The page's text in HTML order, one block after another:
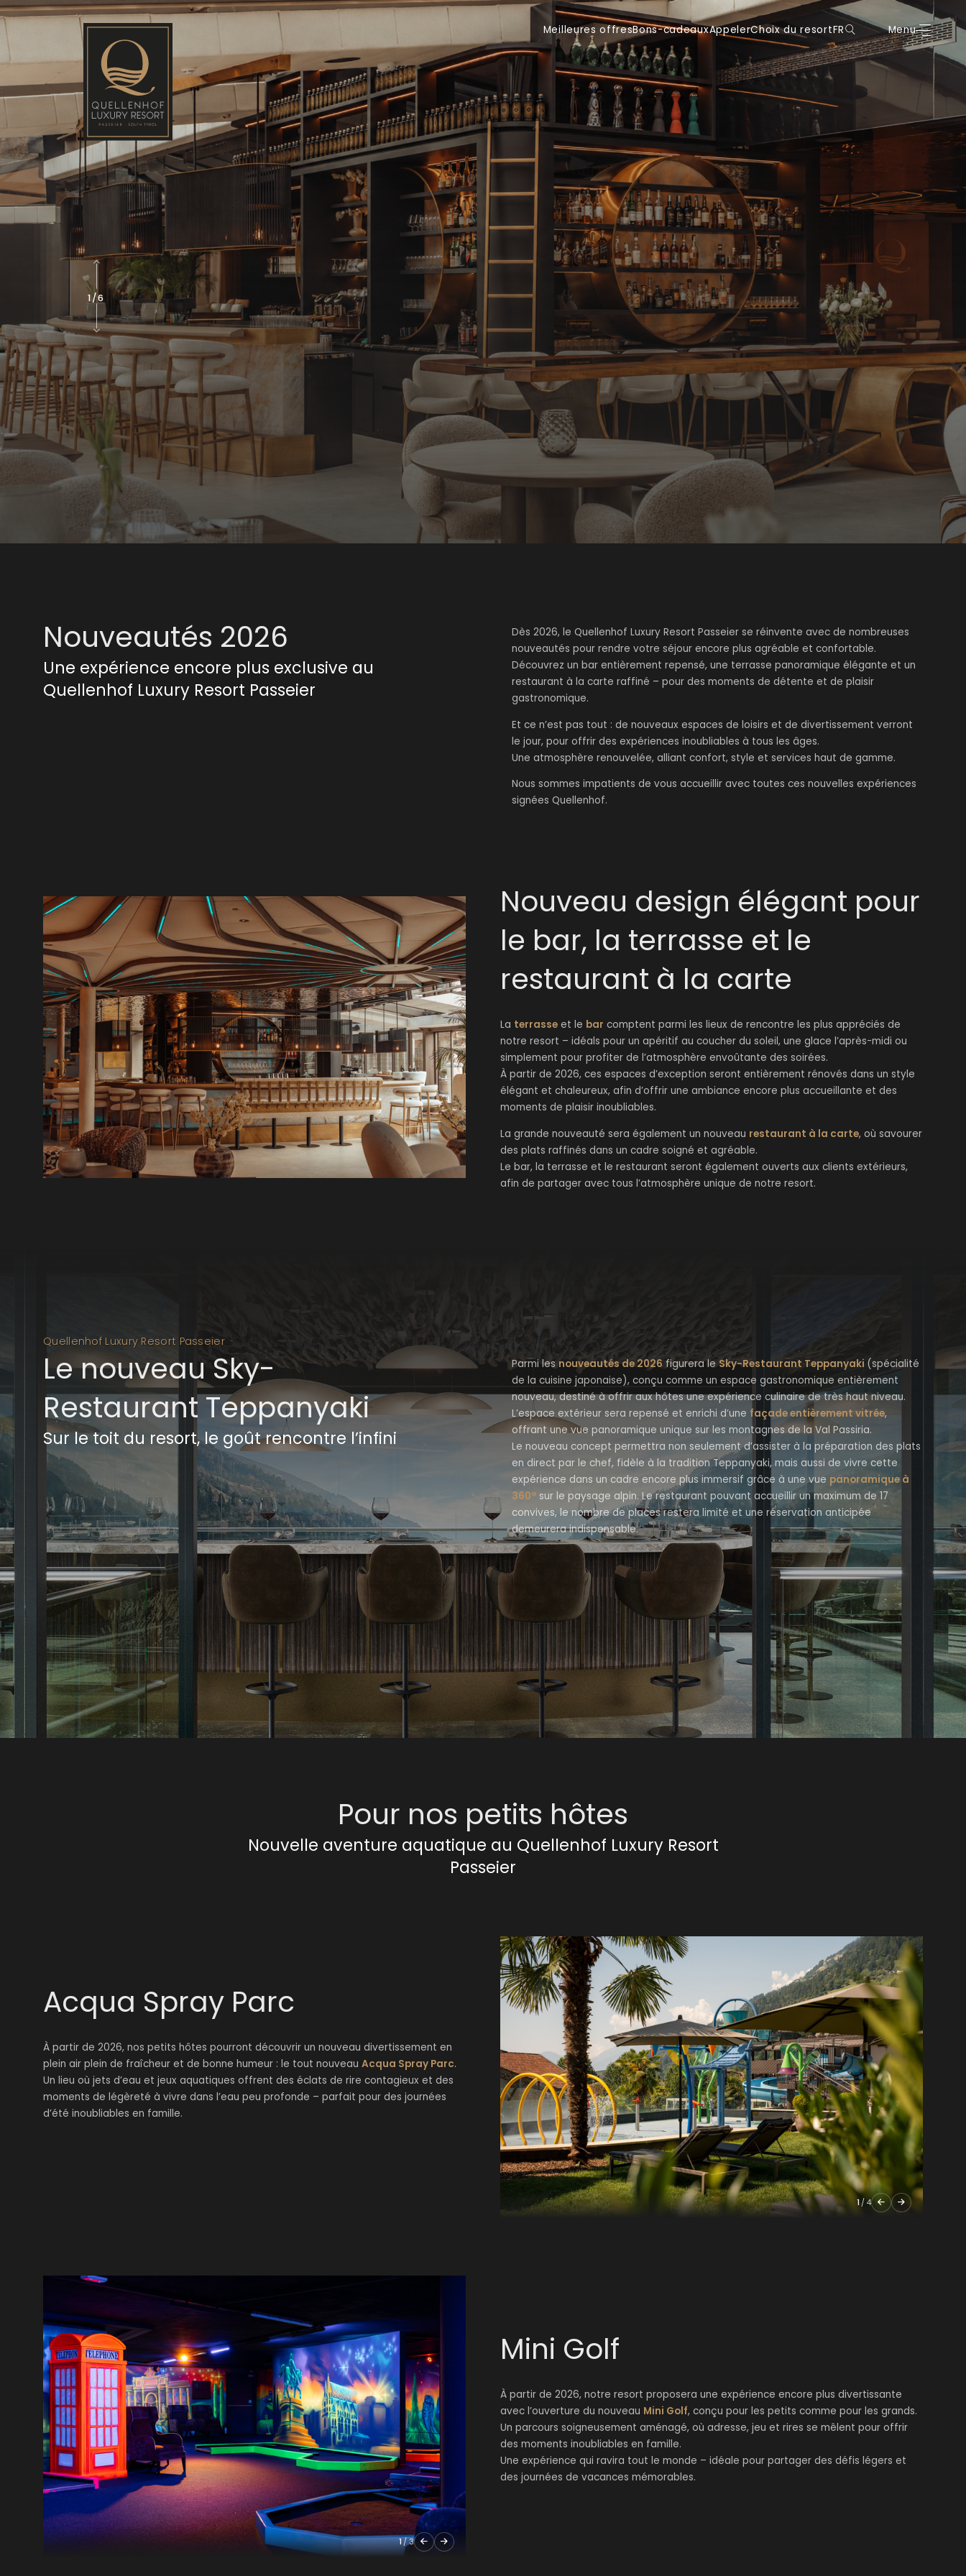
Meilleures offresBons-cadeauxAppeler Choix du resort
DE
IT
EN
FR
Menu Réservez
2/6
Meilleures offresBons-cadeauxAppelerChoix du resortFR
DE
IT
Menu
Nouveautés 2026
Une expérience encore plus exclusive au
Quellenhof Luxury Resort Passeier
Dès 2026, le Quellenhof Luxury Resort Passeier se réinvente avec de nombreuses
nouveautés pour rendre votre séjour encore plus agréable et confortable.
Découvrez un bar entièrement repensé, une terrasse panoramique élégante et un
restaurant à la carte raffiné – pour des moments de détente et de plaisir
gastronomique.
Et ce n’est pas tout : de nouveaux espaces de loisirs et de divertissement verront
le jour, pour offrir des expériences inoubliables à tous les âges.
Une atmosphère renouvelée, alliant confort, style et services haut de gamme.
Nous sommes impatients de vous accueillir avec toutes ces nouvelles expériences
signées Quellenhof.
Nouveau design élégant pour
le bar, la terrasse et le
restaurant à la carte
La terrasse et le bar comptent parmi les lieux de rencontre les plus appréciés de
notre resort – idéals pour un apéritif au coucher du soleil, une glace l’après-midi ou
simplement pour profiter de l’atmosphère envoûtante des soirées.
À partir de 2026, ces espaces d’exception seront entièrement rénovés dans un style
élégant et chaleureux, afin d’offrir une ambiance encore plus accueillante et des
moments de plaisir inoubliables.
La grande nouveauté sera également un nouveau restaurant à la carte, où savourer
des plats raffinés dans un cadre soigné et agréable.
Le bar, la terrasse et le restaurant seront également ouverts aux clients extérieurs,
afin de partager avec tous l’atmosphère unique de notre resort.
Le nouveau Sky-
Restaurant Teppanyaki
Sur le toit du resort, le goût rencontre l’infini
Quellenhof Luxury Resort Passeier
Parmi les nouveautés de 2026figurera leSky-Restaurant Teppanyaki (spécialité
de la cuisine japonaise), conçu comme un espace gastronomique entièrement
nouveau, destiné à offrir aux hôtes une expérience culinaire de très haut niveau.
L’espace extérieur sera repensé et enrichi d’une façade entièrement vitrée,
offrant une vue panoramique unique sur les montagnes de la Val Passiria.
Le nouveau concept permettra non seulement d’assister à la préparation des plats
en direct par le chef, fidèle à la tradition Teppanyaki, mais aussi de vivre cette
expérience dans un cadre encore plus immersif grâce à une vue panoramique à
360° sur le paysage alpin. Le restaurant pouvant accueillir un maximum de 17
convives, le nombre de places restera limité et une réservation anticipée
demeurera indispensable.
Pour nos petits hôtes
Nouvelle aventure aquatique au Quellenhof Luxury Resort
Passeier
1/4
Acqua Spray Parc
À partir de 2026, nos petits hôtes pourront découvrir un nouveau divertissement en
plein air plein de fraîcheur et de bonne humeur : le tout nouveau Acqua Spray Parc.
Un lieu où jets d’eau et jeux aquatiques offrent des éclats de rire contagieux et des
moments de légèreté à vivre dans l’eau peu profonde – parfait pour des journées
d’été inoubliables en famille.
1/3
Mini Golf
À partir de 2026, notre resort proposera une expérience encore plus divertissante
avec l’ouverture du nouveau Mini Golf, conçu pour les petits comme pour les grands.
Un parcours soigneusement aménagé, où adresse, jeu et rires se mêlent pour offrir
des moments inoubliables en famille.
Une expérience qui ravira tout le monde – idéale pour partager des défis légers et
des journées de vacances mémorables.